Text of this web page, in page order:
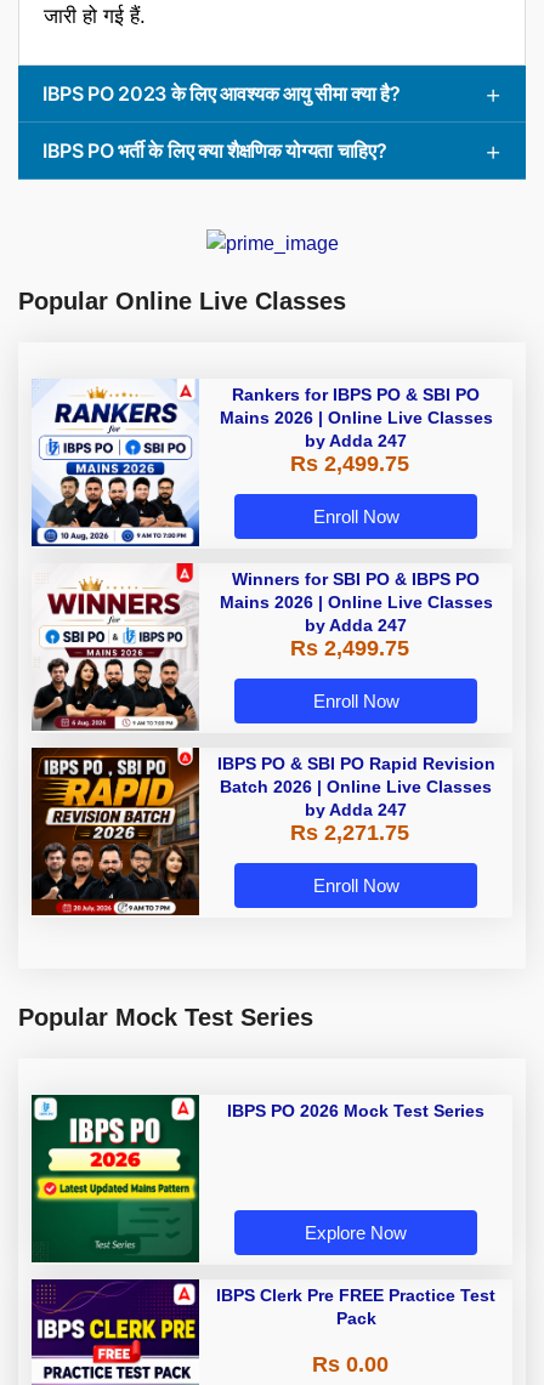
जारी हो गई हैं.
IBPS PO 2023 के लिए आवश्यक आयु सीमा क्या है?
IBPS PO भर्ती के लिए क्या शैक्षणिक योग्यता चाहिए?
Popular Online Live Classes
Rankers for IBPS PO & SBI PO
Mains 2026 | Online Live Classes
by Adda 247
Rs 2,499.75
Enroll Now
Winners for SBI PO & IBPS PO
Mains 2026 | Online Live Classes
by Adda 247
Rs 2,499.75
Enroll Now
IBPS PO & SBI PO Rapid Revision
Batch 2026 | Online Live Classes
by Adda 247
Rs 2,271.75
Enroll Now
Popular Mock Test Series
IBPS PO 2026 Mock Test Series
Explore Now
IBPS Clerk Pre FREE Practice Test
Pack
Rs 0.00